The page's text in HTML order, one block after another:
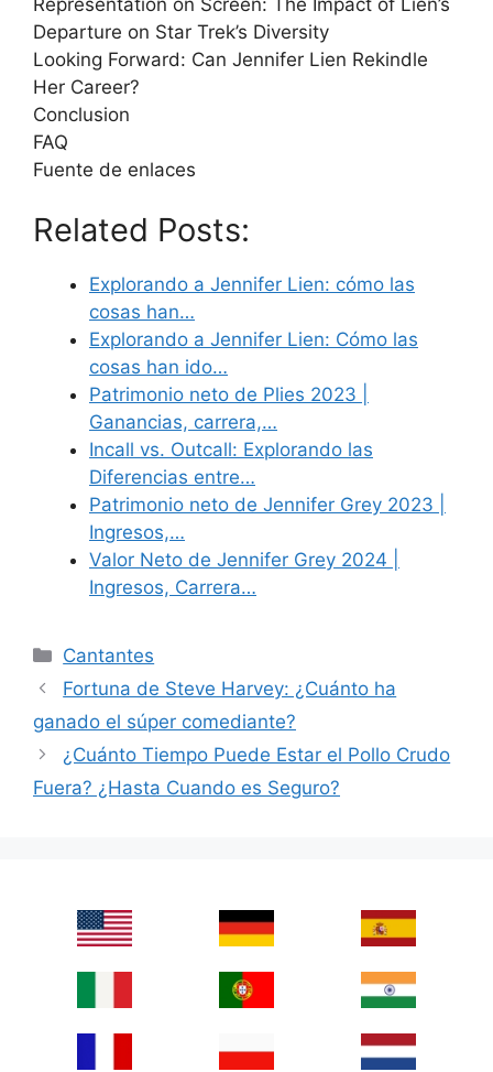
Departure on Star Trek’s Diversity
Looking Forward: Can Jennifer Lien Rekindle
Her Career?
Conclusion
FAQ
Fuente de enlaces
Related Posts:
Explorando a Jennifer Lien: cómo las
cosas han…
Explorando a Jennifer Lien: Cómo las
cosas han ido…
Patrimonio neto de Plies 2023 |
Ganancias, carrera,…
Incall vs. Outcall: Explorando las
Diferencias entre…
Patrimonio neto de Jennifer Grey 2023 |
Ingresos,…
Valor Neto de Jennifer Grey 2024 |
Ingresos, Carrera…
Categories
Cantantes
Fortuna de Steve Harvey: ¿Cuánto ha
ganado el súper comediante?
¿Cuánto Tiempo Puede Estar el Pollo Crudo
Fuera? ¿Hasta Cuando es Seguro?